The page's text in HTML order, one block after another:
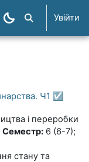
Пошук курсів
Увійти
Ч1 ☑️
і переробки
Семестр: 6 (6-7);
стану та